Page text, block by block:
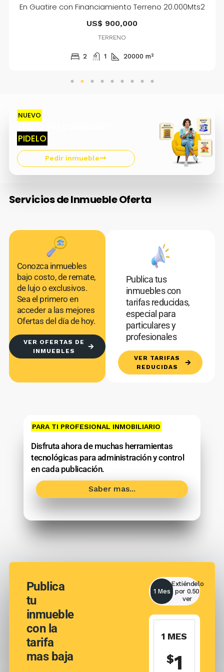
con Financiamiento Terreno 20.000Mts2
US$ 900,000
20000 m²
NUEVO
¿No lo ves publicado?
PIDELO
Pedir inmueble
Servicios de Inmueble Oferta
Conozca inmuebles
bajo costo, de remate,
de lujo o exclusivos.
Sea el primero en
acceder a las mejores
Ofertas del día de hoy.
Publica tus
inmuebles con
tarifas reducidas,
especial para
particulares y
profesionales
PARA TI PROFESIONAL INMOBILIARIO
Disfruta ahora de muchas herramientas
tecnológicas para administración y control
en cada publicación.
Saber mas...
Publica
tu
inmueble
con la
tarifa
mas baja
1 Mes
Extiéndelo
por 0.50
ver
1 MES
$1
2 MESES
1.50